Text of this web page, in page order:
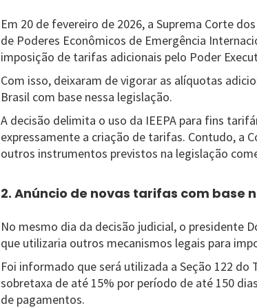
Em 20 de fevereiro de 2026, a Suprema Corte
de Poderes Econômicos de Emergência
imposição de tarifas adicionais pelo Poder
Com isso, deixaram de vigorar as alíquotas
Brasil com base nessa legislação.
A decisão delimita o uso da IEEPA para fins
expressamente a criação de tarifas. Contudo, a
outros instrumentos previstos na legislação
2. Anúncio de novas tarifas com base
No mesmo dia da decisão judicial, o presidente
que utilizaria outros mecanismos legais para
Foi informado que será utilizada a Seção 122
sobretaxa de até 15% por período de até 150
de pagamentos.